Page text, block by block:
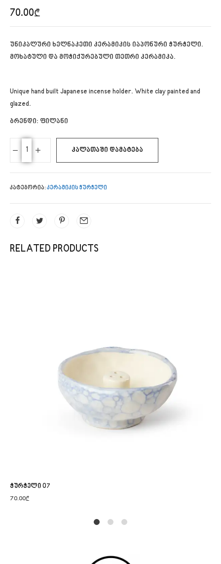
70.00₾
უნიკალური ხელნაკეთი კერამიკის იაპონური ჭურჭელი.
მოხატული და მოჭიქურებული თეთრი კერამიკა.
Unique hand built Japanese incense holder. White clay painted and
glazed.
ბრენდი: ფილანი
ᲙᲐᲚᲐᲗᲐᲨᲘ ᲓᲐᲛᲐᲢᲔᲑᲐ
კატეგორია:კერამიკის ჭურჭელი
RELATED PRODUCTS
ჭურჭელი 07
70.00₾